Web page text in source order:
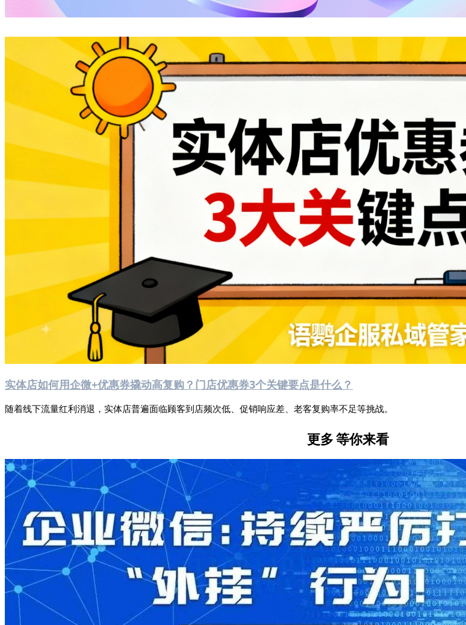
实体店如何用企微+优惠券撬动高复购？门店优惠券3个关键要点是什么？
随着线下流量红利消退，实体店普遍面临顾客到店频次低、促销响应差、老客复购率不足等挑战。
更多等你来看